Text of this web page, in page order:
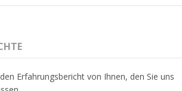
Erfahrungsbericht von Ihnen, den Sie uns